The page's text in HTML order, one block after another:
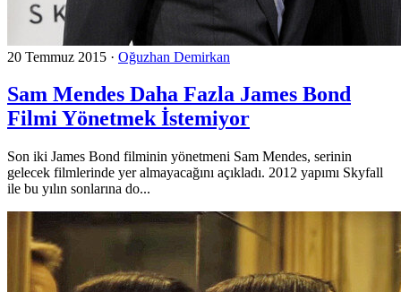
20 Temmuz 2015 · Oğuzhan Demirkan
Sam Mendes Daha Fazla James Bond
Filmi Yönetmek İstemiyor
Son iki James Bond filminin yönetmeni Sam Mendes, serinin
gelecek filmlerinde yer almayacağını açıkladı. 2012 yapımı Skyfall
ile bu yılın sonlarına do...